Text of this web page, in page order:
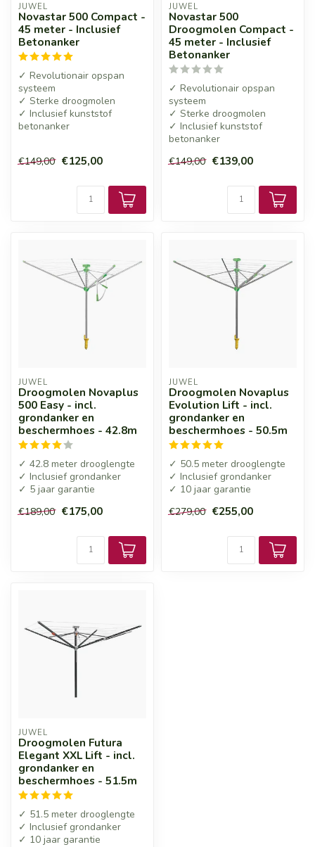
JUWEL
Novastar 500 Compact -
45 meter - Inclusief
Betonanker
✓ Revolutionair opspan
systeem
✓ Sterke droogmolen
✓ Inclusief kunststof
betonanker
€149,00 €125,00
JUWEL
Novastar 500
Droogmolen Compact -
45 meter - Inclusief
Betonanker
✓ Revolutionair opspan
systeem
✓ Sterke droogmolen
✓ Inclusief kunststof
betonanker
€149,00 €139,00
JUWEL
Droogmolen Novaplus
500 Easy - incl.
grondanker en
beschermhoes - 42.8m
✓ 42.8 meter drooglengte
✓ Inclusief grondanker
✓ 5 jaar garantie
€189,00 €175,00
JUWEL
Droogmolen Novaplus
Evolution Lift - incl.
grondanker en
beschermhoes - 50.5m
✓ 50.5 meter drooglengte
✓ Inclusief grondanker
✓ 10 jaar garantie
€279,00 €255,00
JUWEL
Droogmolen Futura
Elegant XXL Lift - incl.
grondanker en
beschermhoes - 51.5m
✓ 51.5 meter drooglengte
✓ Inclusief grondanker
✓ 10 jaar garantie